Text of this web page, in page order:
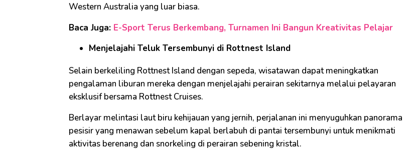
Western Australia yang luar biasa.
Baca Juga: E-Sport Terus Berkembang, Turnamen Ini Bangun Kreativitas Pelajar
Menjelajahi Teluk Tersembunyi di Rottnest Island
Selain berkeliling Rottnest Island dengan sepeda, wisatawan dapat meningkatkan
pengalaman liburan mereka dengan menjelajahi perairan sekitarnya melalui pelayaran
eksklusif bersama Rottnest Cruises.
Berlayar melintasi laut biru kehijauan yang jernih, perjalanan ini menyuguhkan panorama
pesisir yang menawan sebelum kapal berlabuh di pantai tersembunyi untuk menikmati
aktivitas berenang dan snorkeling di perairan sebening kristal.